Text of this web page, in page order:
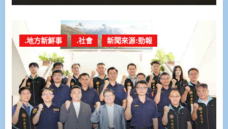
.地方新鮮事 .社會 新聞來源:勁報